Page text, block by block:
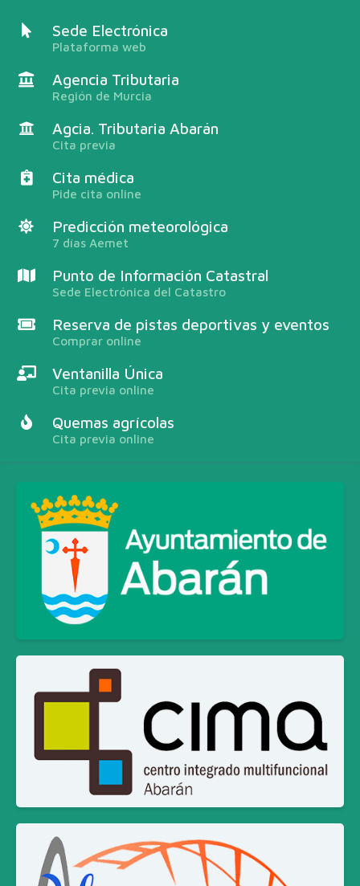
Sede Electrónica
Plataforma web
Agencia Tributaria
Región de Murcia
Agcia. Tributaria Abarán
Cita previa
Cita médica
Pide cita online
Predicción meteorológica
7 días Aemet
Punto de Información Catastral
Sede Electrónica del Catastro
Reserva de pistas deportivas y eventos
Comprar online
Ventanilla Única
Cita previa online
Quemas agrícolas
Cita previa online